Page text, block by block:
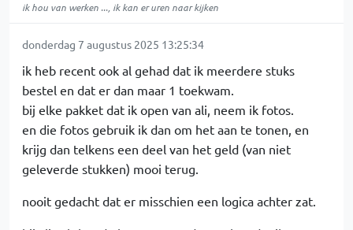
ik hou van werken ..., ik kan er uren naar kijken
donderdag 7 augustus 2025 13:25:34
ik heb recent ook al gehad dat ik meerdere stuks
bestel en dat er dan maar 1 toekwam.
bij elke pakket dat ik open van ali, neem ik fotos.
en die fotos gebruik ik dan om het aan te tonen, en
krijg dan telkens een deel van het geld (van niet
geleverde stukken) mooi terug.
nooit gedacht dat er misschien een logica achter zat.